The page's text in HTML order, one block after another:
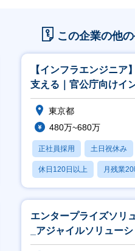
この企業の他
【インフラエンジニア
支える｜官公庁向けイ
運用｜上流工程から携
へ
東京都
480万~680万
正社員採用 土日祝休み
休日120日以上 月残業
賞与あり
エンタープライズソリ
_アジャイルソリュー
プ_エンジニア